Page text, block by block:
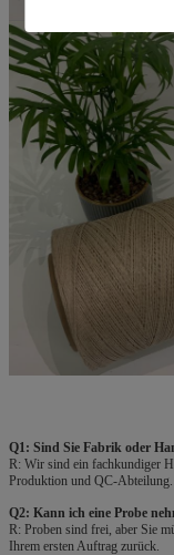
Q1: Sind Sie Fabrik oder
R: Wir sind ein fachkundiger
Produktion und QC-Abteilung.
Q2: Kann ich eine Probe
R: Proben sind frei, aber Sie
Ihrem ersten Auftrag zurück.